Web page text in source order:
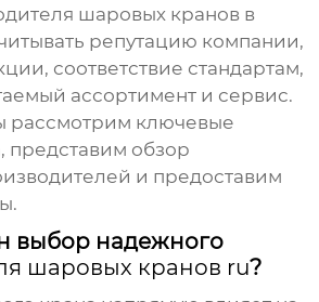
шаровых кранов в
репутацию компании,
соответствие стандартам,
ассортимент и сервис.
рассмотрим ключевые
представим обзор
и предоставим
выбор надежного
шаровых кранов ru?